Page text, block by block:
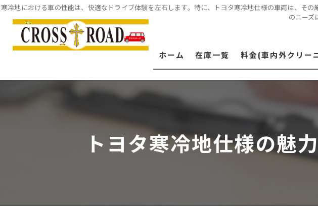
寒冷地における車の性能は、快適なドライブ体験を左右します。特に、トヨタ寒冷地仕様の車両は、そ
のニーズ
ホーム 在庫一覧 料金(車内外クリー
トヨタ寒冷地仕様の魅